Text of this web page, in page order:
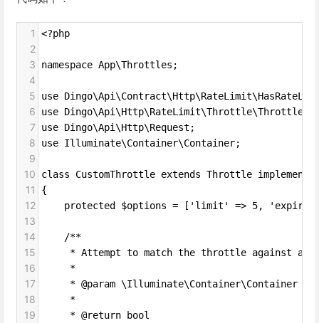
1 <?php
2
3
namespace App\Throttles;
4
5
use
6 use Dingo\Api\Http\RateLimit\Throttle\Throttle;
7 use Dingo\Api\Http\Request;
8 use Illuminate\Container\Container;
9
10
class CustomThrottle extends Throttle implements
11 {
12
protected $options = ['limit' => 5,
13
14
    /**
15
* Attempt to match the throttle against a
16
     *
17
* @param \Illuminate\Container\Container
18
     *
19
     * @return bool